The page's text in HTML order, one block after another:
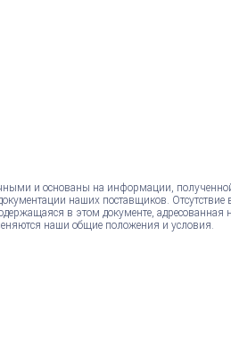
и основаны на информации,
наших поставщиков. Отсутствие
в этом документе, адресованная
наши общие положения и условия.